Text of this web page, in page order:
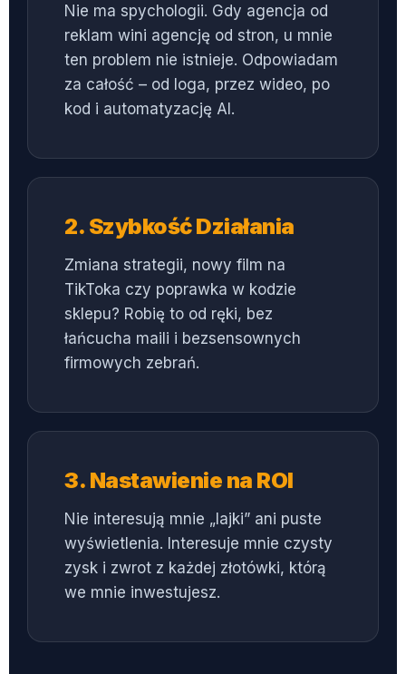
Nie ma spychologii. Gdy agencja od
reklam wini agencję od stron, u mnie
ten problem nie istnieje. Odpowiadam
za całość – od loga, przez wideo, po
kod i automatyzację AI.
2. Szybkość Działania
Zmiana strategii, nowy film na
TikToka czy poprawka w kodzie
sklepu? Robię to od ręki, bez
łańcucha maili i bezsensownych
firmowych zebrań.
3. Nastawienie na ROI
Nie interesują mnie „lajki” ani puste
wyświetlenia. Interesuje mnie czysty
zysk i zwrot z każdej złotówki, którą
we mnie inwestujesz.